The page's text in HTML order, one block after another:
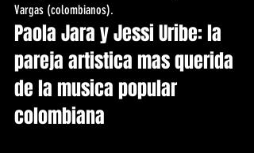
Vargas (colombianos).
Paola Jara y Jessi Uribe: la
pareja artistica mas querida
de la musica popular
colombiana